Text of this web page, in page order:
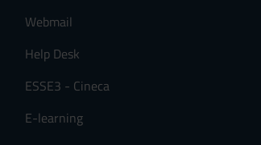
Webmail
Help Desk
ESSE3 - Cineca
E-learning